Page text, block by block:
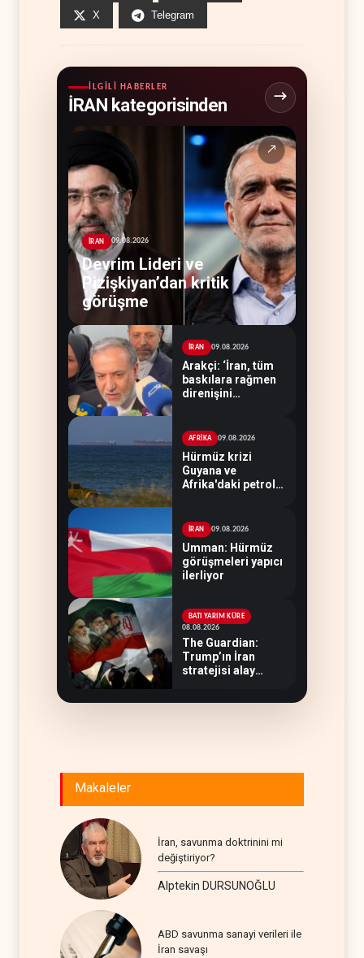
X Telegram
İLGILI HABERLER
İRAN kategorisinden
↗
İRAN 09.08.2026
Devrim Lideri ve
Pizişkiyan’dan kritik
görüşme
İRAN 09.08.2026
Arakçi: ‘İran, tüm
baskılara rağmen
direnişini
AFRİKA 09.08.2026
Hürmüz krizi
Guyana ve
Afrika'daki petrol
İRAN 09.08.2026
Umman: Hürmüz
görüşmeleri yapıcı
ilerliyor
BATI YARIM KÜRE
08.08.2026
The Guardian:
Trump’ın İran
stratejisi alay
Makaleler
İran, savunma doktrinini mi
değiştiriyor?
Alptekin DURSUNOĞLU
ABD savunma sanayi verileri ile
İran savaşı